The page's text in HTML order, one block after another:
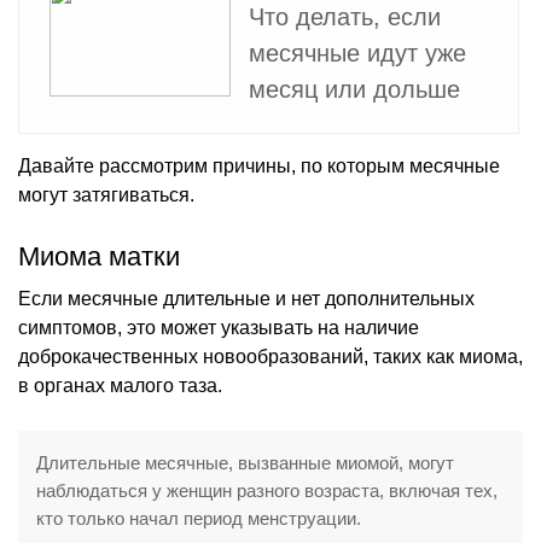
Что делать, если
месячные идут уже
месяц или дольше
Давайте рассмотрим причины, по которым месячные
могут затягиваться.
Миома матки
Если месячные длительные и нет дополнительных
симптомов, это может указывать на наличие
доброкачественных новообразований, таких как миома,
в органах малого таза.
Длительные месячные, вызванные миомой, могут
наблюдаться у женщин разного возраста, включая тех,
кто только начал период менструации.